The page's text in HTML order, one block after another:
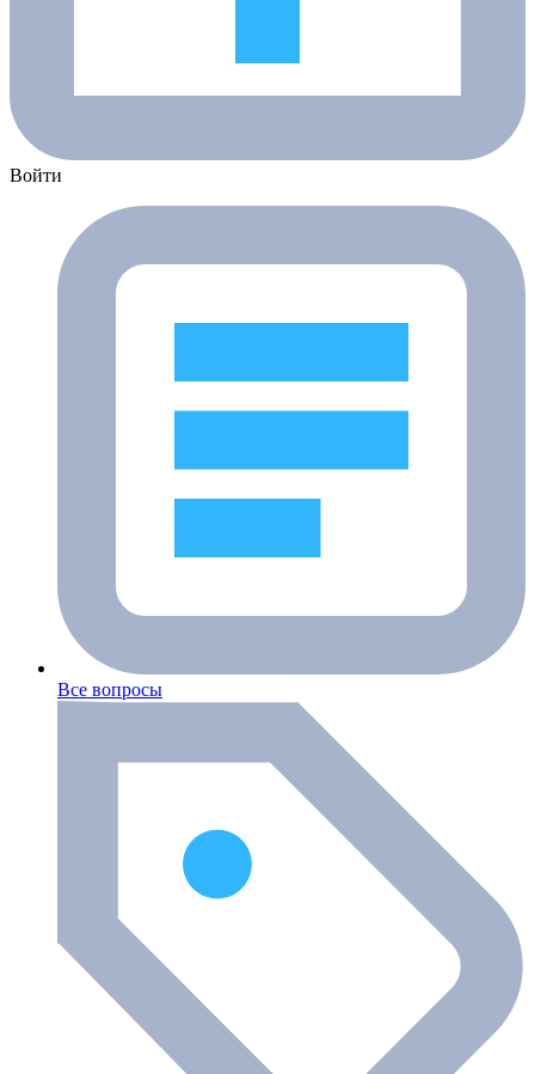
Войти
Все вопросы